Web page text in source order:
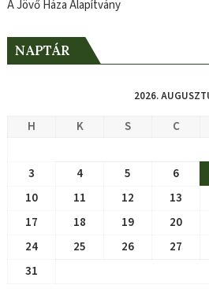
A Jövő Háza Alapítvány
NAPTÁR
2026.
H K S C
3
4 5 6
10
11 12 13
17
18 19 20
24
25 26 27
31